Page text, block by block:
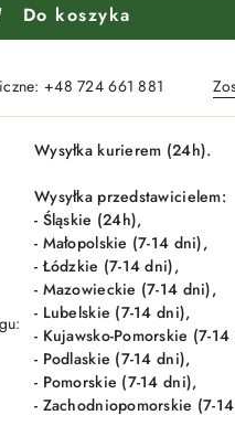
Do koszyka
+48 724 661 881
Wyślij
Wysyłka kurierem (24h).
Wysyłka przedstawicielem:
- Śląskie (24h),
- Małopolskie (7-14 dni),
- Łódzkie (7-14 dni),
- Mazowieckie (7-14 dni),
- Lubelskie (7-14 dni),
- Kujawsko-Pomorskie (7-
- Podlaskie (7-14 dni),
- Pomorskie (7-14 dni),
- Zachodniopomorskie (7-